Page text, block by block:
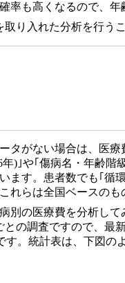
率も高くなるので、
り入れた分析を行う
タがない場合は、医
)｣や｢傷病名・年齢
ます。患者数でも｢循
れらは全国ベースの
別の医療費を分析し
の調査ですので、最
す。統計表は、下図の